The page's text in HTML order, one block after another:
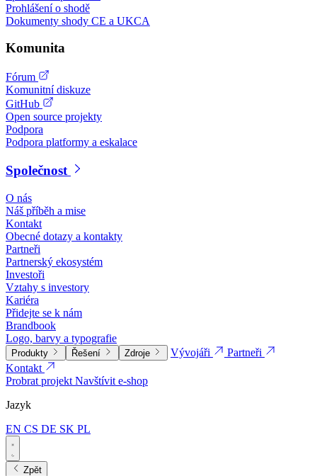
Prohlášení o shodě
Dokumenty shody CE a UKCA
Komunita
Fórum
Komunitní diskuze
GitHub
Open source projekty
Podpora
Podpora platformy a eskalace
Společnost
O nás
Náš příběh a mise
Kontakt
Obecné dotazy a kontakty
Partneři
Partnerský ekosystém
Investoři
Vztahy s investory
Kariéra
Přidejte se k nám
Brandbook
Logo, barvy a typografie
Produkty Řešení Zdroje Vývojáři
Partneři
Kontakt
Probrat projektNavštívit e-shop
Jazyk
EN CS DE SK PL
Zpět